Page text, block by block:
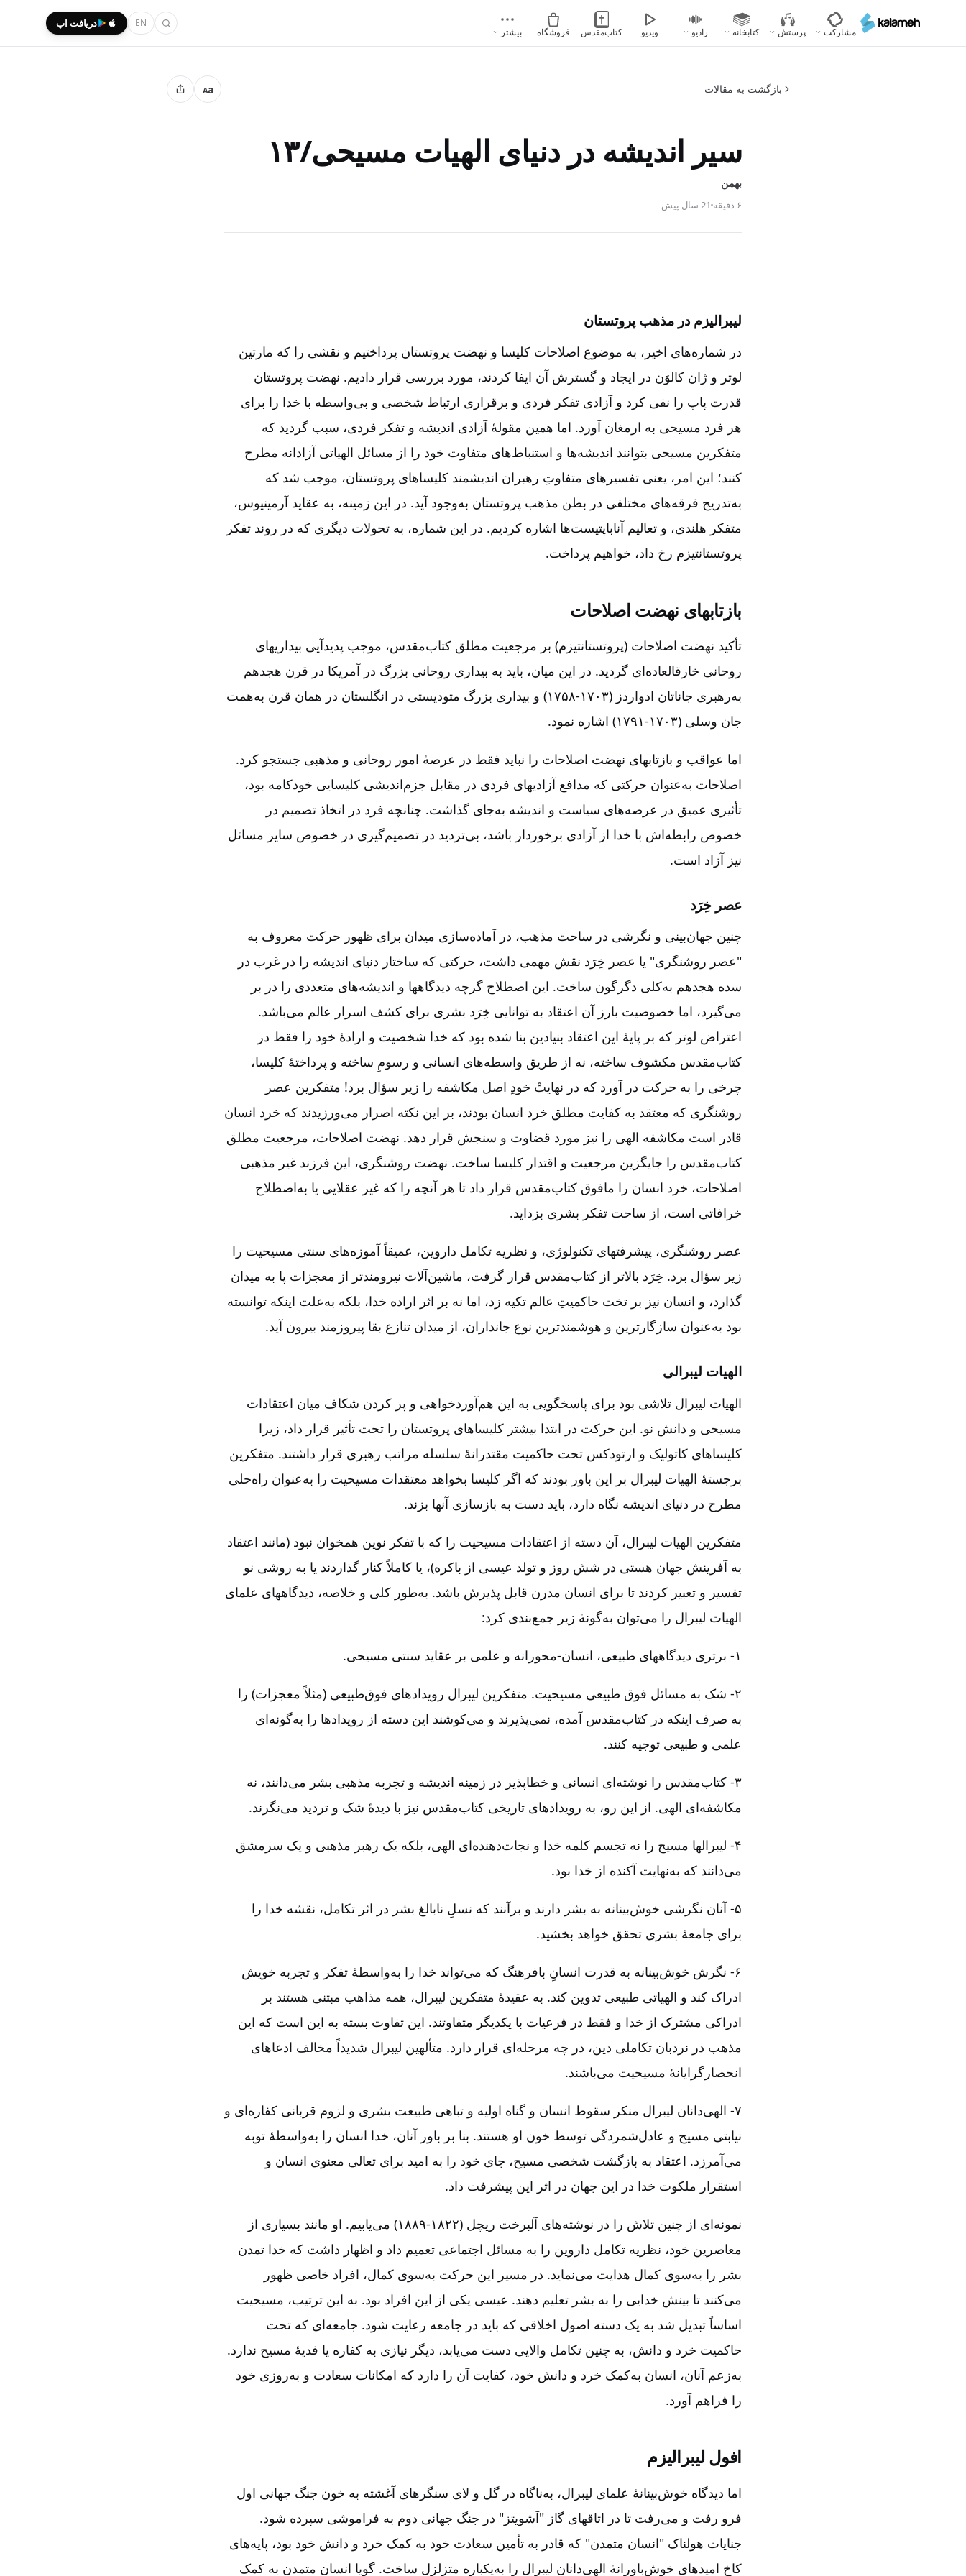
محتوای
مشارکت پرستش کتابخانه رادیو ویدیو کتاب‌مقدس فروشگاه بیشتر
EN دریافت اپ
بازگشت به مقالات Aa
سیر اندیشه‌ در دنیای الهیات مسیحی/۱۳
بهمن
۶ دقیقه 21 سال پیش
لیبرالیزم در مذهب پروتستان
در شماره‌های اخیر، به موضوع اصلاحات کلیسا و نهضت پروتستان پرداختیم و نقشی را که مارتین
لوتر و ژان کالوَن در ایجاد و گسترش آن ایفا کردند، مورد بررسی قرار دادیم‌. نهضت پروتستان
قدرت پاپ را نفی کرد و آزادی تفکر فردی و برقراری ارتباط شخصی و بی‌واسطه با خدا را برای
هر فرد مسیحی به ارمغان آورد. اما همین مقولۀ آزادی اندیشه و تفکر فردی‌، سبب گردید که
متفکرین مسیحی بتوانند اندیشه‌ها و استنباط‌های متفاوت خود را از مسائل الهیاتی آزادانه مطرح
کنند؛ این امر، یعنی تفسیرهای متفاوتِ رهبران اندیشمند کلیساهای پروتستان‌، موجب شد که
به‌تدریج فرقه‌های مختلفی در بطن مذهب پروتستان به‌وجود آید. در این زمینه‌، به عقاید آرمینیوس‌،
متفکر هلندی‌، و تعالیم آناباپتیست‌ها اشاره کردیم‌. در این شماره‌، به تحولات دیگری که در روند تفکر
پروتستانتیزم رخ داد، خواهیم پرداخت‌.
بازتابهای نهضت اصلاحات‌
تأکید نهضت اصلاحات (پروتستانتیزم‌) بر مرجعیت مطلق کتاب‌مقدس‌، موجب پدیدآیی بیداریهای
روحانی خارقالعاده‌ای گردید. در این میان‌، باید به بیداری روحانی بزرگ در آمریکا در قرن هجدهم
به‌رهبری جاناتان ادواردز (۱۷۰۳‏-۱۷۵۸) و بیداری بزرگ متودیستی در انگلستان در همان قرن به‌همت
جان وسلی (۱۷۰۳‏-۱۷۹۱) اشاره نمود.
اما عواقب و بازتابهای نهضت اصلاحات را نباید فقط در عرصۀ امور روحانی و مذهبی جستجو کرد.
اصلاحات به‌عنوان حرکتی که مدافع آزادیهای فردی در مقابل جزم‌اندیشی کلیسایی خودکامه بود،
تأثیری عمیق در عرصه‌های سیاست و اندیشه به‌جای گذاشت‌. چنانچه فرد در اتخاذ تصمیم در
خصوص رابطه‌اش با خدا از آزادی برخوردار باشد، بی‌تردید در تصمیم‌گیری در خصوص سایر مسائل
نیز آزاد است‌.
عصر خِرَد
چنین جهان‌بینی و نگرشی در ساحت مذهب‌، در آماده‌سازی میدان برای ظهور حرکت معروف به
"عصر روشنگری‌" یا عصر خِرَد نقش مهمی داشت‌، حرکتی که ساختار دنیای اندیشه را در غرب در
سده هجدهم به‌کلی دگرگون ساخت‌. این اصطلاح گرچه دیدگاهها و اندیشه‌های متعددی را در بر
می‌گیرد، اما خصوصیت بارز آن اعتقاد به توانایی خِرَد بشری برای کشف اسرار عالم می‌باشد.
اعتراض لوتر که بر پایۀ این اعتقاد بنیادین بنا شده بود که خدا شخصیت و ارادۀ خود را فقط در
کتاب‌مقدس مکشوف ساخته‌، نه از طریق واسطه‌های انسانی و رسومِ ساخته و پرداختۀ کلیسا،
چرخی را به حرکت در آورد که در نهایتْ خودِ اصل مکاشفه را زیر سؤال برد! متفکرین عصر
روشنگری که معتقد به کفایت مطلق خرد انسان بودند، بر این نکته اصرار می‌ورزیدند که خرد انسان
قادر است مکاشفه الهی را نیز مورد قضاوت و سنجش قرار دهد. نهضت اصلاحات‌، مرجعیت مطلق
کتاب‌مقدس را جایگزین مرجعیت و اقتدار کلیسا ساخت‌. نهضت روشنگری‌، این فرزند غیر مذهبی
اصلاحات‌، خرد انسان را مافوق کتاب‌مقدس قرار داد تا هر آنچه را که غیر عقلایی یا به‌اصطلاح
خرافاتی است‌، از ساحت تفکر بشری بزداید.
عصر روشنگری‌، پیشرفتهای تکنولوژی‌، و نظریه تکامل داروین‌، عمیقاً آموزه‌های سنتی مسیحیت را
زیر سؤال برد. خِرَد بالاتر از کتاب‌مقدس قرار گرفت‌، ماشین‌آلات نیرومندتر از معجزات پا به میدان
گذارد، و انسان نیز بر تخت حاکمیتِ عالم تکیه زد، اما نه بر اثر اراده خدا، بلکه به‌علت اینکه توانسته
بود به‌عنوان سازگارترین و هوشمندترین نوع جانداران‌، از میدان تنازع بقا پیروزمند بیرون آید.
الهیات لیبرالی‌
الهیات لیبرال تلاشی بود برای پاسخگویی به این هم‌آوردخواهی و پر کردن شکاف میان اعتقادات
مسیحی و دانش نو. این حرکت در ابتدا بیشتر کلیساهای پروتستان را تحت تأثیر قرار داد، زیرا
کلیساهای کاتولیک و ارتودکس تحت حاکمیت مقتدرانۀ سلسله مراتب رهبری قرار داشتند. متفکرین
برجستۀ الهیات لیبرال بر این باور بودند که اگر کلیسا بخواهد معتقدات مسیحیت را به‌عنوان راه‌حلی
مطرح در دنیای اندیشه نگاه دارد، باید دست به بازسازی آنها بزند.
متفکرین الهیات لیبرال‌، آن دسته از اعتقادات مسیحیت را که با تفکر نوین همخوان نبود (مانند اعتقاد
به آفرینش جهان هستی در شش روز و تولد عیسی از باکره‌)، یا کاملاً کنار گذاردند یا به روشی نو
تفسیر و تعبیر کردند تا برای انسان مدرن قابل پذیرش باشد. به‌طور کلی و خلاصه‌، دیدگاههای علمای
الهیات لیبرال را می‌توان به‌گونۀ زیر جمع‌بندی کرد:‌
۱- برتری دیدگاههای طبیعی‌، انسان‌-محورانه و علمی بر عقاید سنتی مسیحی‌.
۲- شک به مسائل فوق طبیعی مسیحیت‌. متفکرین لیبرال رویدادهای فوق‌طبیعی (مثلاً معجزات‌) را
به صرف اینکه در کتاب‌مقدس آمده‌، نمی‌پذیرند و می‌کوشند این دسته از رویدادها را به‌گونه‌ای
علمی و طبیعی توجیه کنند.
۳- کتاب‌مقدس را نوشته‌ای انسانی و خطاپذیر در زمینه اندیشه و تجربه مذهبی بشر می‌دانند، نه
مکاشفه‌ای الهی‌. از این رو، به رویدادهای تاریخی کتاب‌مقدس نیز با دیدۀ شک و تردید می‌نگرند.
۴- لیبرالها مسیح را نه تجسم کلمه خدا و نجات‌دهنده‌ای الهی‌، بلکه یک رهبر مذهبی و یک سرمشق
می‌دانند که به‌نهایت آکنده از خدا بود.
۵- آنان نگرشی خوش‌بینانه به بشر دارند و برآنند که نسلِ نابالغ بشر در اثر تکامل‌، نقشه خدا را
برای جامعۀ بشری تحقق خواهد بخشید.
۶- نگرش خوش‌بینانه به قدرت انسانِ بافرهنگ که می‌تواند خدا را به‌واسطۀ تفکر و تجربه خویش
ادراک کند و الهیاتی طبیعی تدوین کند. به عقیدۀ متفکرین لیبرال‌، همه مذاهب مبتنی هستند بر
ادراکی مشترک از خدا و فقط در فرعیات با یکدیگر متفاوتند. این تفاوت بسته به این است که این
مذهب در نردبان تکاملی دین‌، در چه مرحله‌ای قرار دارد. متألهین لیبرال شدیداً مخالف ادعاهای
انحصارگرایانۀ مسیحیت می‌باشند.
۷- الهی‌دانان لیبرال منکر سقوط انسان و گناه اولیه و تباهی طبیعت بشری و لزوم قربانی کفاره‌ای و
نیابتی مسیح و عادل‌شمردگی توسط خون او هستند. بنا بر باور آنان‌، خدا انسان را به‌واسطۀ توبه
می‌آمرزد. اعتقاد به بازگشت شخصی مسیح‌، جای خود را به امید برای تعالی معنوی انسان و
استقرار ملکوت خدا در این جهان در اثر این پیشرفت داد.
نمونه‌ای از چنین تلاش را در نوشته‌های آلبرخت ریچل (۱۸۲۲‏-۱۸۸۹) می‌یابیم‌. او مانند بسیاری از
معاصرین خود، نظریه تکامل داروین را به مسائل اجتماعی تعمیم داد و اظهار داشت که خدا تمدن
بشر را به‌سوی کمال هدایت می‌نماید. در مسیر این حرکت به‌سوی کمال‌، افراد خاصی ظهور
می‌کنند تا بینش خدایی را به بشر تعلیم دهند. عیسی یکی از این افراد بود. به این ترتیب‌، مسیحیت
اساساً تبدیل شد به یک دسته اصول اخلاقی که باید در جامعه رعایت شود. جامعه‌ای که تحت
حاکمیت خرد و دانش‌، به چنین تکامل والایی دست می‌یابد، دیگر نیازی به کفاره یا فدیۀ مسیح ندارد.
به‌زعم آنان‌، انسان به‌کمک خرد و دانش خود، کفایت آن را دارد که امکانات سعادت و به‌روزی خود
را فراهم آورد.
افول لیبرالیزم‌
اما دیدگاه خوش‌بینانۀ علمای لیبرال‌، به‌ناگاه در گل و لای سنگرهای آغشته به خون جنگ جهانی اول
فرو رفت و می‌رفت تا در اتاقهای گاز "آشویتز" در جنگ جهانی دوم به فراموشی سپرده شود.
جنایات هولناک "انسان متمدن‌" که قادر به تأمین سعادت خود به کمک خرد و دانش خود بود، پایه‌های
کاخ امیدهای خوش‌باورانۀ الهی‌دانان لیبرال را به‌یکباره متزلزل ساخت‌. گویا انسان متمدن به کمک